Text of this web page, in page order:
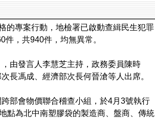
的專案行動，地檢署已啟動查緝民生犯罪
，共940件，均無異常。
由發言人李慧芝主持，政務委員陳時
長馮成、經濟部次長何晉滄等人出席。
部會物價聯合稽查小組，於4月3號執行
點為北中南塑膠袋的製造商、盤商、傳統